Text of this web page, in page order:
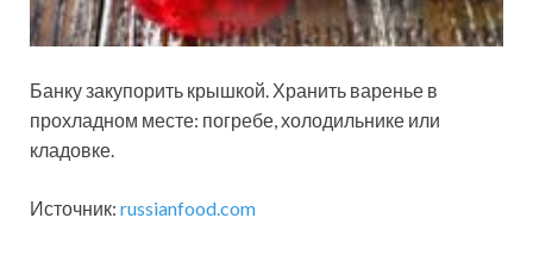
Банку закупорить крышкой. Хранить варенье в
прохладном месте: погребе, холодильнике или
кладовке.
Источник: russianfood.com